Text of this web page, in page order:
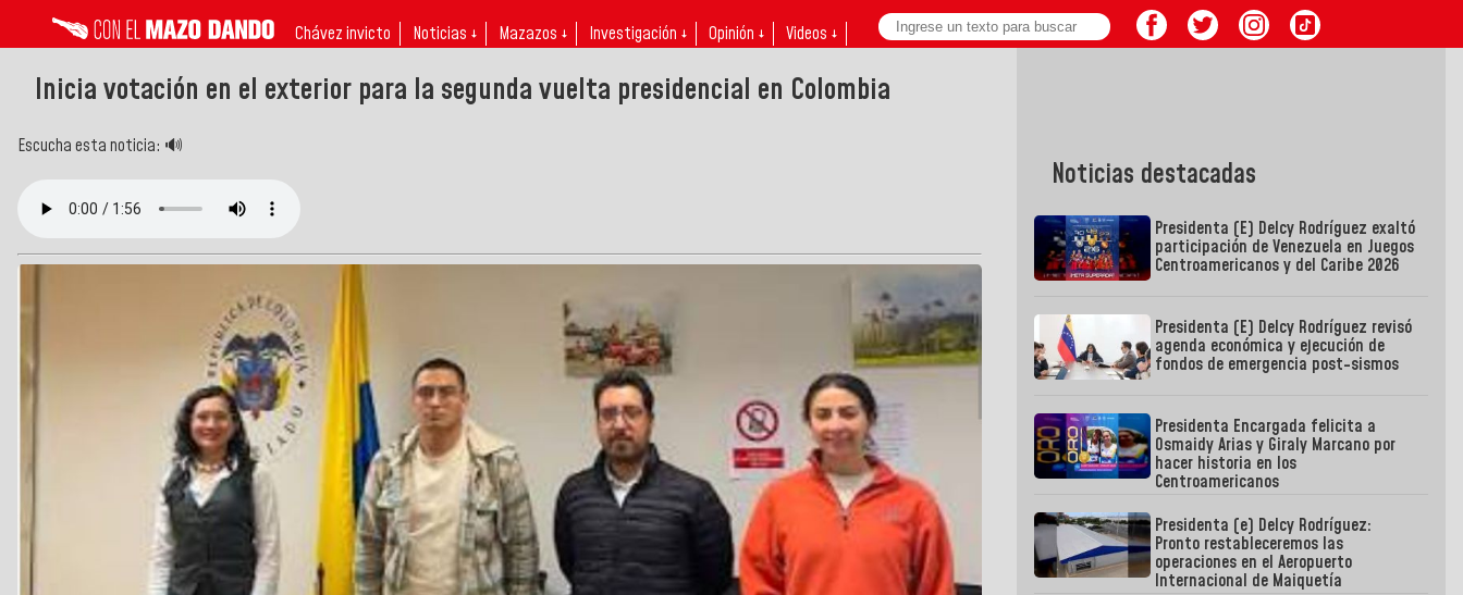
Chávez invicto Noticias ↓ Mazazos ↓ Investigación ↓ Opinión ↓ Videos ↓
Inicia votación en el exterior para la segunda vuelta presidencial en Colombia
Escucha esta noticia: 🔊
Noticias destacadas
Presidenta (E) Delcy Rodríguez exaltó
participación de Venezuela en Juegos
Centroamericanos y del Caribe 2026
Presidenta (E) Delcy Rodríguez revisó
agenda económica y ejecución de
fondos de emergencia post-sismos
Presidenta Encargada felicita a
Osmaidy Arias y Giraly Marcano por
hacer historia en los
Centroamericanos
Presidenta (e) Delcy Rodríguez:
Pronto restableceremos las
operaciones en el Aeropuerto
Internacional de Maiquetía